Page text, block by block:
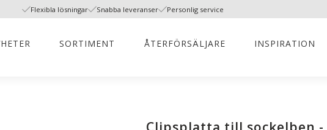
Flexibla lösningar Snabba leveranser Personlig service
SORTIMENT ÅTERFÖRSÄLJARE INSPIRATION